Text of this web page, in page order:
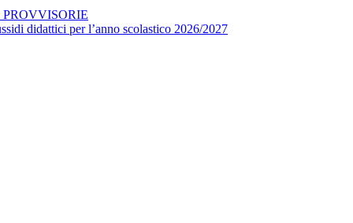
didattici per l’anno scolastico 2026/2027